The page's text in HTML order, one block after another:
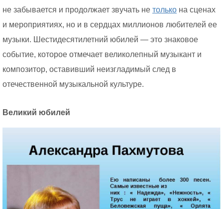
не забывается и продолжает звучать не только на сценах
и мероприятиях, но и в сердцах миллионов любителей ее
музыки. Шестидесятилетний юбилей — это знаковое
событие, которое отмечает великолепный музыкант и
композитор, оставивший неизгладимый след в
отечественной музыкальной культуре.
Великий юбилей